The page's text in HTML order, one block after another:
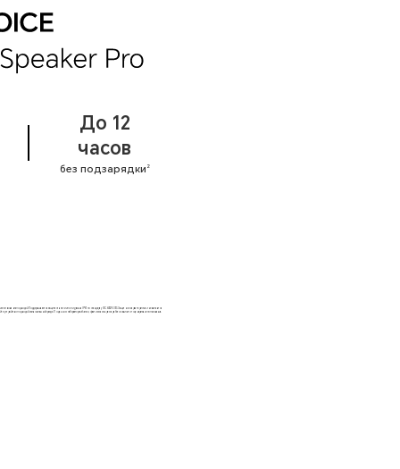
До 12
часов
без подзарядки 2
под водой. Поддерживается защита от влаги и пыли уровня IP67 по стандарту IEC 60529:2013. Защитные характеристики не являются